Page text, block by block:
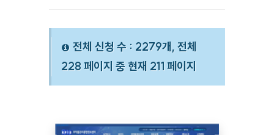
전체 신청 수 : 2279개, 전체
228 페이지 중 현재 211 페이지